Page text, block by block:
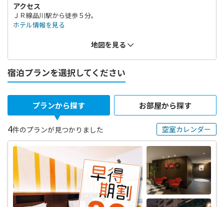
アクセス
ＪＲ線品川駅から徒歩５分。
ホテル情報を見る
地図を見る
宿泊プランを選択してください
プランから探す お部屋から探す
4件のプランが見つかりました 空室カレンダー